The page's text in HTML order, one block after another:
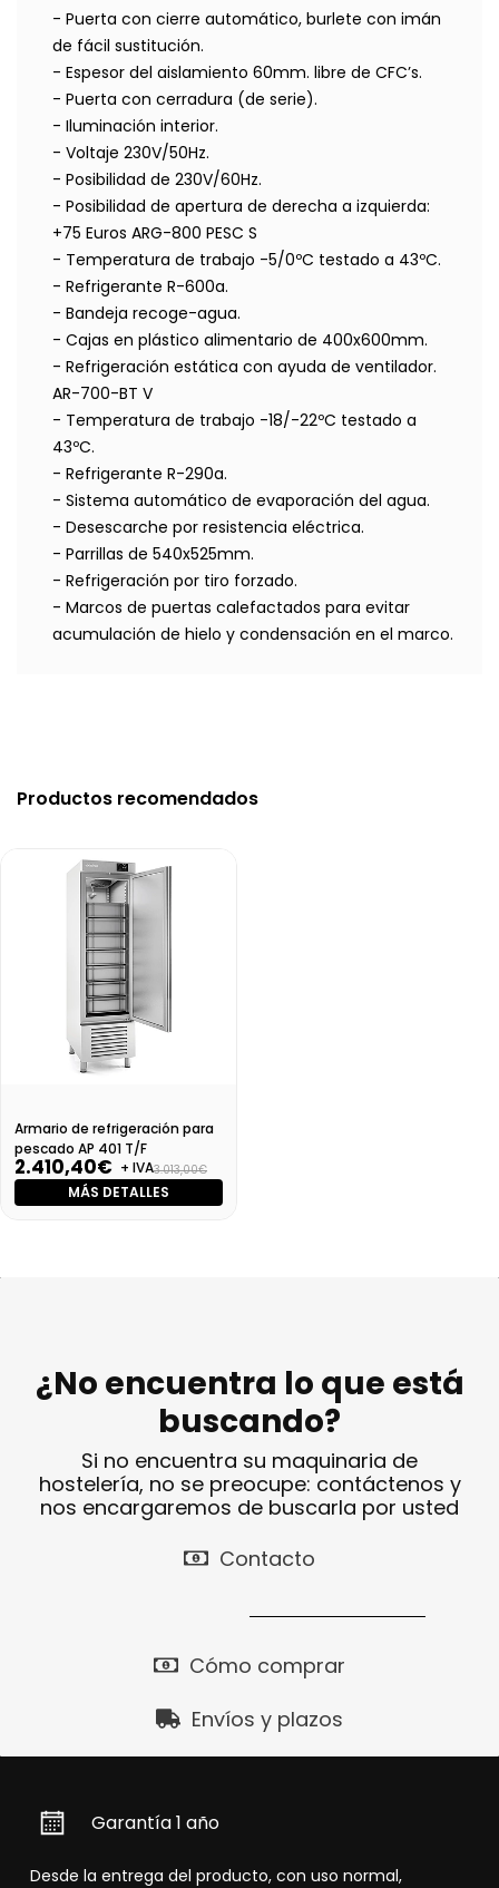
- Puerta con cierre automático, burlete con imán
de fácil sustitución.
- Espesor del aislamiento 60mm. libre de CFC’s.
- Puerta con cerradura (de serie).
- Iluminación interior.
- Voltaje 230V/50Hz.
- Posibilidad de 230V/60Hz.
- Posibilidad de apertura de derecha a izquierda:
+75 Euros ARG-800 PESC S
- Temperatura de trabajo -5/0ºC testado a 43ºC.
- Refrigerante R-600a.
- Bandeja recoge-agua.
- Cajas en plástico alimentario de 400x600mm.
- Refrigeración estática con ayuda de ventilador.
AR-700-BT V
- Temperatura de trabajo -18/-22ºC testado a
43ºC.
- Refrigerante R-290a.
- Sistema automático de evaporación del agua.
- Desescarche por resistencia eléctrica.
- Parrillas de 540x525mm.
- Refrigeración por tiro forzado.
- Marcos de puertas calefactados para evitar
acumulación de hielo y condensación en el marco.
Productos recomendados
Armario de refrigeración para
pescado AP 401 T/F
2.410,40€ + IVA3.013,00€
MÁS DETALLES
¿No encuentra lo que está
buscando?
Si no encuentra su maquinaria de
hostelería, no se preocupe: contáctenos y
nos encargaremos de buscarla por usted
Contacto
Cómo comprar
Envíos y plazos
Garantía 1 año
Desde la entrega del producto, con uso normal,